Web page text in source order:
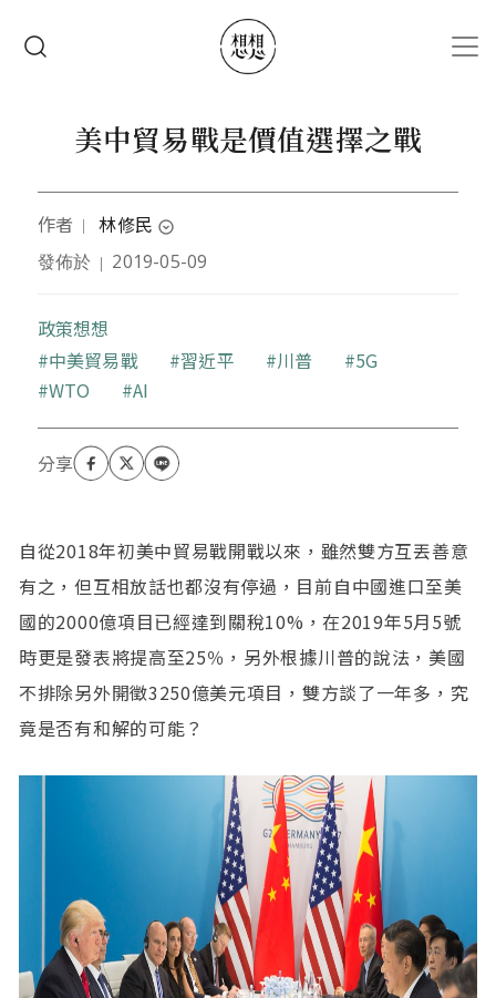
美中貿易戰是價值選擇之戰
作者 ｜ 林修民 expand_circle_down
東吳企管系兼任講師、科技新報專欄作家，著有《個
發佈於 ｜ 2019-05-09
政策想想
關鍵字
中美貿易戰 習近平 川普
5G
WTO
AI
自從2018年初美中貿易戰開戰以來，雖然雙方互丟善意
有之，但互相放話也都沒有停過，目前自中國進口至美
國的2000億項目已經達到關稅10%，在2019年5月5號
時更是發表將提高至25％，另外根據川普的說法，美國
不排除另外開徵3250億美元項目，雙方談了一年多，究
竟是否有和解的可能？